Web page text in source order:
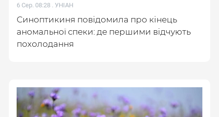
6 Сер. 08:28 . УНІАН
Синоптикиня повідомила про кінець
аномальної спеки: де першими відчують
похолодання